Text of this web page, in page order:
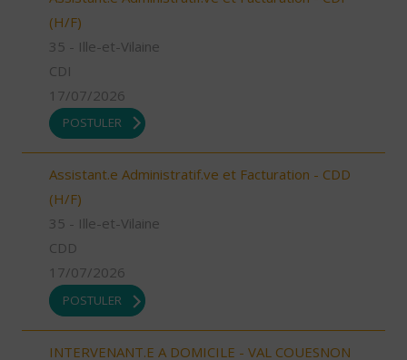
(H/F)
35 - Ille-et-Vilaine
CDI
17/07/2026
POSTULER
Assistant.e Administratif.ve et Facturation - CDD
(H/F)
35 - Ille-et-Vilaine
CDD
17/07/2026
POSTULER
INTERVENANT.E A DOMICILE - VAL COUESNON